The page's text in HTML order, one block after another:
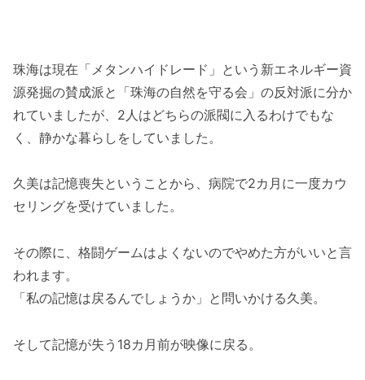
珠海は現在「メタンハイドレード」という新エネルギー資
源発掘の賛成派と「珠海の自然を守る会」の反対派に分か
れていましたが、2人はどちらの派閥に入るわけでもな
く、静かな暮らしをしていました。
久美は記憶喪失ということから、病院で2カ月に一度カウ
セリングを受けていました。
その際に、格闘ゲームはよくないのでやめた方がいいと言
われます。
「私の記憶は戻るんでしょうか」と問いかける久美。
そして記憶が失う18カ月前が映像に戻る。